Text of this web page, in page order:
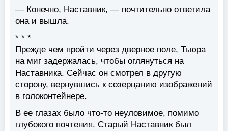
— Конечно, Наставник, — почтительно ответила
она и вышла.
* * *
Прежде чем пройти через дверное поле, Тьюра
на миг задержалась, чтобы оглянуться на
Наставника. Сейчас он смотрел в другую
сторону, вернувшись к созерцанию изображений
в голоконтейнере.
В ее глазах было что-то неуловимое, помимо
глубокого почтения. Старый Наставник был